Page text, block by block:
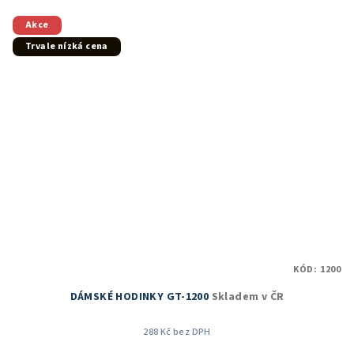
Akce
Trvale nízká cena
DÁMSKÉ HODINKY GT-1200 Skladem v ČR
288 Kč bez DPH
KÓD: 1200